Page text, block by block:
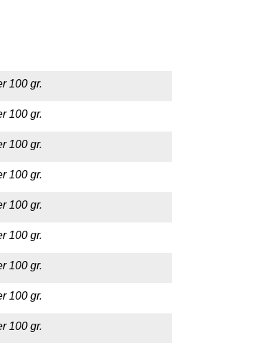
100 gr.
100 gr.
100 gr.
100 gr.
100 gr.
100 gr.
100 gr.
100 gr.
100 gr.